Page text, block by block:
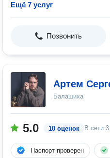
Ещё 7 услуг
Позвонить
Артем
Балашиха
5.0 10 оценок В сети
Паспорт проверен